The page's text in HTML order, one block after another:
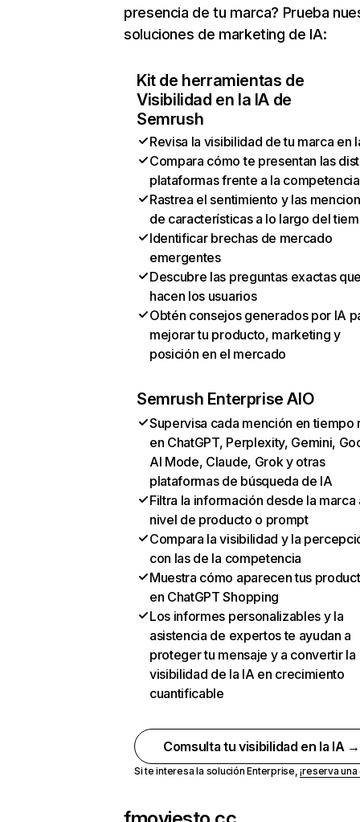
presencia de tu marca? Prueba
soluciones de marketing de IA:
Kit de herramientas de
Visibilidad en la IA de
Semrush
Revisa la visibilidad de tu marca en
Compara cómo te presentan las
plataformas frente a la competencia
Rastrea el sentimiento y las
de características a lo largo del
Identificar brechas de mercado
emergentes
Descubre las preguntas exactas
hacen los usuarios
Obtén consejos generados por IA
mejorar tu producto, marketing y
posición en el mercado
Semrush Enterprise AIO
Supervisa cada mención en tiempo
en ChatGPT, Perplexity, Gemini,
AI Mode, Claude, Grok y otras
plataformas de búsqueda de IA
Filtra la información desde la marca
nivel de producto o prompt
Compara la visibilidad y la
con las de la competencia
Muestra cómo aparecen tus
en ChatGPT Shopping
Los informes personalizables y la
asistencia de expertos te ayudan a
proteger tu mensaje y a convertir la
visibilidad de la IA en crecimiento
cuantificable
Comsulta tu visibilidad en la IA →
Si te interesa la solución Enterprise,¡reserva